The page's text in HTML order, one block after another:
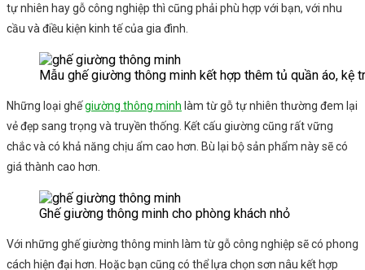
tự nhiên hay gỗ công nghiệp thì cũng phải phù hợp với bạn, với nhu
cầu và điều kiện kinh tế của gia đình.
Mẫu ghế giường thông minh kết hợp thêm tủ quần áo, kệ
Những loại ghếgiường thông minh làm từ gỗ tự nhiên thường đem lại
vẻ đẹp sang trọng và truyền thống. Kết cấu giường cũng rất vững
chắc và có khả năng chịu ẩm cao hơn. Bù lại bộ sản phẩm này sẽ có
giá thành cao hơn.
Ghế giường thông minh cho phòng khách nhỏ
Với những ghế giường thông minh làm từ gỗ công nghiệp sẽ có phong
cách hiện đại hơn. Hoặc bạn cũng có thể lựa chọn sơn nâu kết hợp